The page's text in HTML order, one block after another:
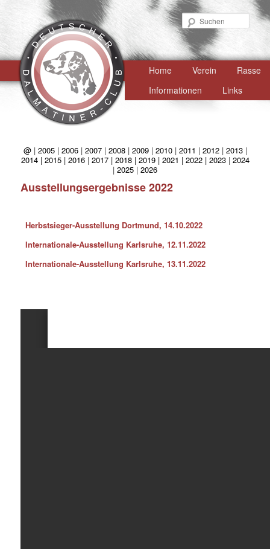
Hauptmenü
Zum
primären
Home Verein
Rasse
Informationen
Links
@| 2005| 2006| 2007| 2008| 2009| 2010| 2011 | 2012| 2013|
2014 | 2015 | 2016| 2017 | 2018 | 2019 | 2021 | 2022 | 2023| 2024
| 2025 | 2026
Ausstellungsergebnisse 2022
Herbstsieger-Ausstellung Dortmund, 14.10.2022
Internationale-Ausstellung Karlsruhe, 12.11.2022
Internationale-Ausstellung Karlsruhe, 13.11.2022